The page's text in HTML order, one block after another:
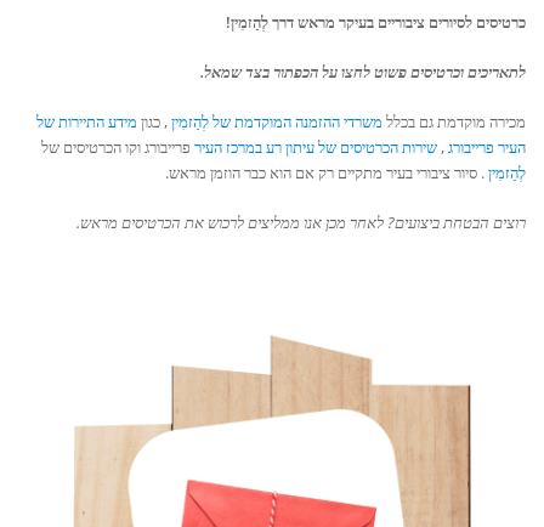
כרטיסים לסיורים ציבוריים בעיקר מראש דרך לְהַזמִין!
לתאריכים וכרטיסים פשוט לחצו על הכפתור בצד שמאל.
מכירה מוקדמת גם בכלל משרדי ההזמנה המוקדמת של לְהַזמִין, כגון מידע התיירות של
העיר פרייבורג, שירות הכרטיסים של עיתון רעבמרכז העיר פרייבורגוקו הכרטיסים של
לְהַזמִין. סיור ציבורי בעיר מתקיים רק אם הוא כבר הוזמן מראש.
רוצים הבטחת ביצועים? לאחר מכן אנו ממליצים לרכוש את הכרטיסים מראש.